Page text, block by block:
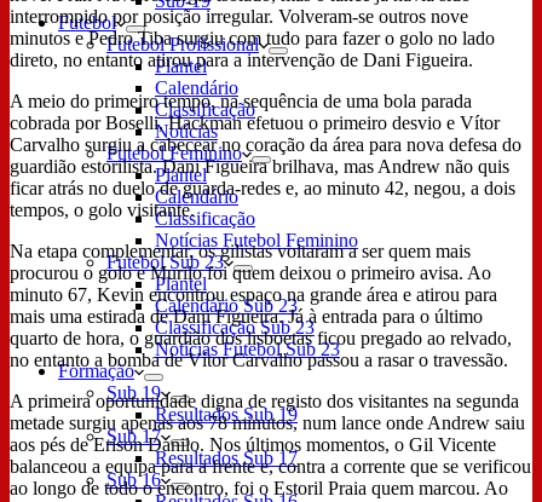
Futebol
Futebol Profissional
Plantel
Calendário
Classificação
Notícias
Futebol Feminino
Plantel
Calendário
Classificação
Notícias Futebol Feminino
Futebol Sub 23
Plantel
Calendário Sub 23
Classificação Sub 23
Notícias Futebol Sub 23
Formação
Sub 19
Resultados Sub 19
Sub 17
Resultados Sub 17
Sub 16
interrompido por posição irregular. Volveram-se outros nove
minutos e Pedro Tiba surgiu com tudo para fazer o golo no lado
direto, no entanto atirou para a intervenção de Dani Figueira.
A meio do primeiro tempo, na sequência de uma bola parada
cobrada por Boselli, Hackman efetuou o primeiro desvio e Vítor
Carvalho surgiu a cabecear no coração da área para nova defesa do
guardião estorilista. Dani Figueira brilhava, mas Andrew não quis
ficar atrás no duelo de guarda-redes e, ao minuto 42, negou, a dois
tempos, o golo visitante.
Na etapa complementar, os gilistas voltaram a ser quem mais
procurou o golo e Murilo foi quem deixou o primeiro avisa. Ao
minuto 67, Kevin encontrou espaço na grande área e atirou para
mais uma estirada de Dani Figueira. Já à entrada para o último
quarto de hora, o guardião dos lisboetas ficou pregado ao relvado,
no entanto a bomba de Vítor Carvalho passou a rasar o travessão.
A primeira oportunidade digna de registo dos visitantes na segunda
metade surgiu apenas aos 78 minutos, num lance onde Andrew saiu
aos pés de Erison Danilo. Nos últimos momentos, o Gil Vicente
balanceou a equipa para a frente e, contra a corrente que se verificou
ao longo de todo o encontro, foi o Estoril Praia quem marcou. Ao